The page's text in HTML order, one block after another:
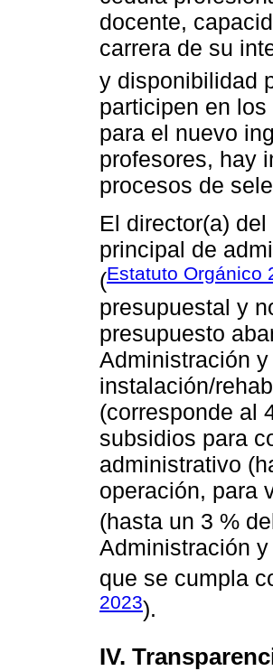
docente,
carrera de su
y disponibilidad
participen en
para el nuevo
profesores, hay
procesos de
El director(a)
principal de
(Estatuto Orgánico
presupuestal y
presupuesto
Administración
instalación/
(corresponde al
subsidios para
administrativo
operación, para
(hasta un 3 %
Administración
que se cumpla
2023).
IV.